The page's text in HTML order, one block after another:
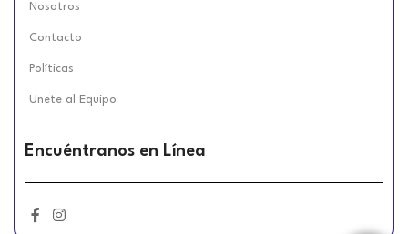
Nosotros
Contacto
Políticas
Unete al Equipo
Encuéntranos en Línea